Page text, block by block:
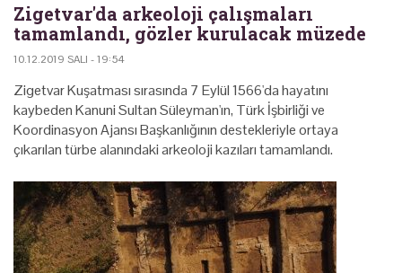
Zigetvar'da arkeoloji çalışmaları
tamamlandı, gözler kurulacak müzede
10.12.2019 SALI - 19:54
Zigetvar Kuşatması sırasında 7 Eylül 1566'da hayatını
kaybeden Kanuni Sultan Süleyman'ın, Türk İşbirliği ve
Koordinasyon Ajansı Başkanlığının destekleriyle ortaya
çıkarılan türbe alanındaki arkeoloji kazıları tamamlandı.